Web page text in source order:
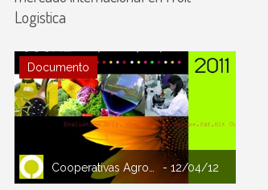
Logistica
Cooperativas Agro-alimentarias España - 12/04/12
Documento